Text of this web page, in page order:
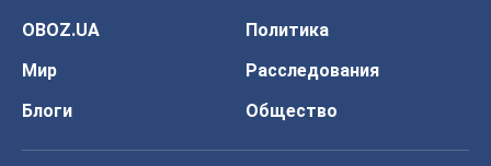
OBOZ.UA
Политика
Мир
Расследования
Блоги
Общество